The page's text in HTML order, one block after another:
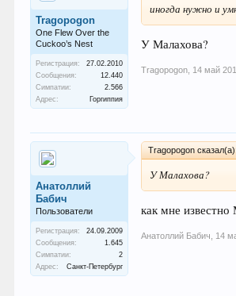
Tragopogon
One Flew Over the
Cuckoo’s Nest
Регистрация:
27.02.2010
Сообщения:
12.440
Симпатии:
2.566
Адрес:
Горгиппия
иногда нужно и
У Малахова?
Tragopogon 14 май
Анатоллий
Бабич
Пользователи
Регистрация:
24.09.2009
Сообщения:
1.645
Симпатии:
2
Адрес:
Санкт-Петербург
Tragopogon сказал(а):
У Малахова?
как мне
Анатоллий Бабич 14